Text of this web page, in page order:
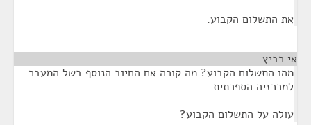
את התשלום הקבוע.
אי רביץ
מהו התשלום הקבוע? מה קורה אם החיוב הנוסף בשל המעבר
למרכזיה הספרתית
עולה על התשלום הקבוע?